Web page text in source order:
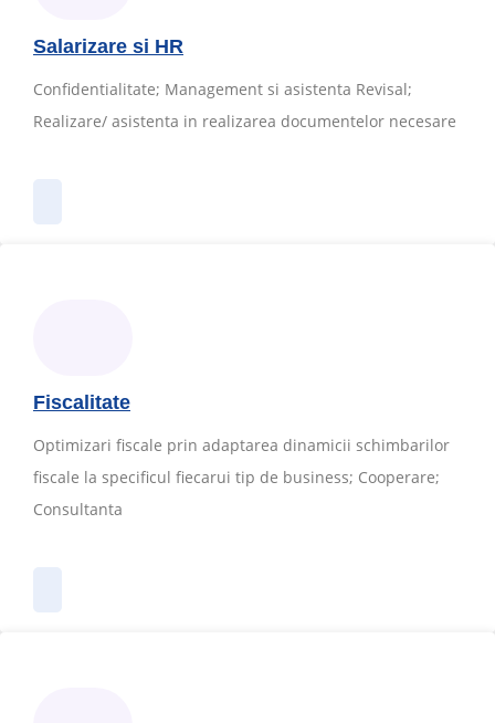
Salarizare si HR
Confidentialitate; Management si asistenta Revisal;
Realizare/ asistenta in realizarea documentelor necesare
Fiscalitate
Optimizari fiscale prin adaptarea dinamicii schimbarilor
fiscale la specificul fiecarui tip de business; Cooperare;
Consultanta